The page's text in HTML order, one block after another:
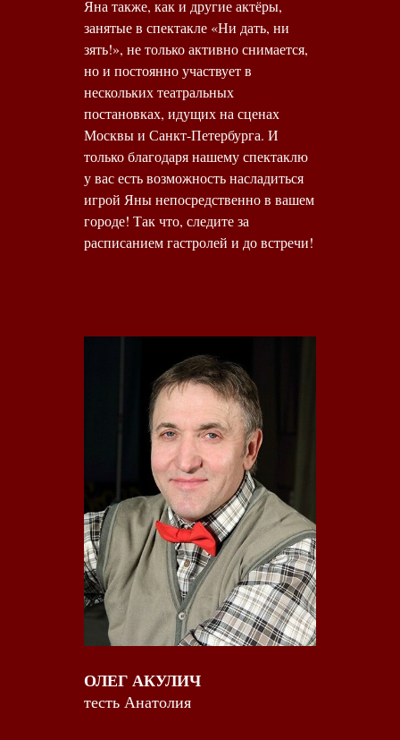
Яна также, как и другие актёры,
занятые в спектакле «Ни дать, ни
зять!», не только активно снимается,
но и постоянно участвует в
нескольких театральных
постановках, идущих на сценах
Москвы и Санкт-Петербурга. И
только благодаря нашему спектаклю
у вас есть возможность насладиться
игрой Яны непосредственно в вашем
городе! Так что, следите за
расписанием гастролей и до встречи!
ОЛЕГ АКУЛИЧ
тесть Анатолия